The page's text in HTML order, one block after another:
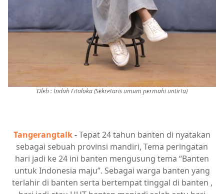
Oleh : Indah Fitaloka (Sekretaris umum permahi untirta)
Tangerangtalk-Tepat 24 tahun banten di nyatakan
sebagai sebuah provinsi mandiri, Tema peringatan
hari jadi ke 24 ini banten mengusung tema “Banten
untuk Indonesia maju”. Sebagai warga banten yang
terlahir di banten serta bertempat tinggal di banten ,